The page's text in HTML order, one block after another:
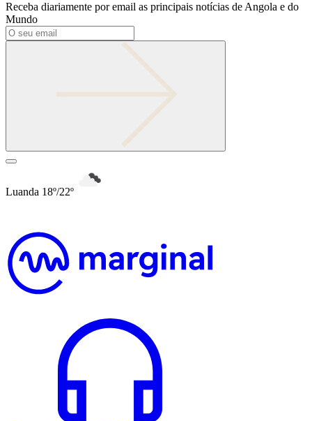
Receba diariamente por email as principais notícias de Angola e do
Mundo
Luanda 18º/22º